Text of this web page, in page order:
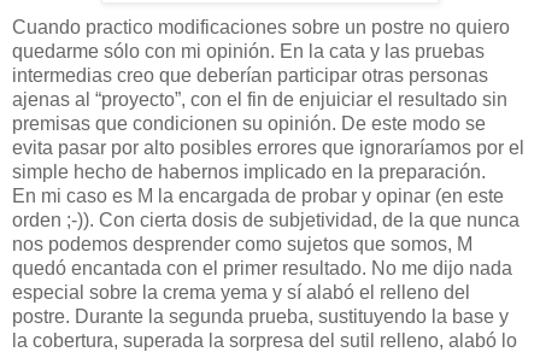
Cuando practico modificaciones sobre un postre no quiero
quedarme sólo con mi opinión. En la cata y las pruebas
intermedias creo que deberían participar otras personas
ajenas al “proyecto”, con el fin de enjuiciar el resultado sin
premisas que condicionen su opinión. De este modo se
evita pasar por alto posibles errores que ignoraríamos por el
simple hecho de habernos implicado en la preparación.
En mi caso es M la encargada de probar y opinar (en este
orden ;-)). Con cierta dosis de subjetividad, de la que nunca
nos podemos desprender como sujetos que somos, M
quedó encantada con el primer resultado. No me dijo nada
especial sobre la crema yema y sí alabó el relleno del
postre. Durante la segunda prueba, sustituyendo la base y
la cobertura, superada la sorpresa del sutil relleno, alabó lo